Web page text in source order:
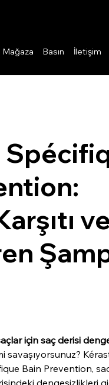
Mağaza Basın İletişim
ve
için saç derisi
Bain Prevention,